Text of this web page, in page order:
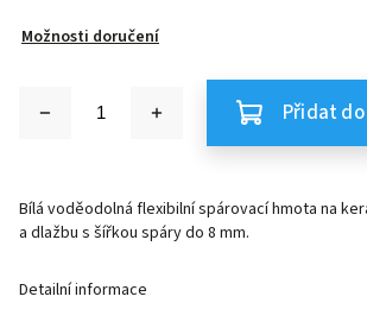
Možnosti doručení
Přidat
Bílá voděodolná flexibilní spárovací hmota na
a dlažbu s šířkou spáry do 8 mm.
Detailní informace